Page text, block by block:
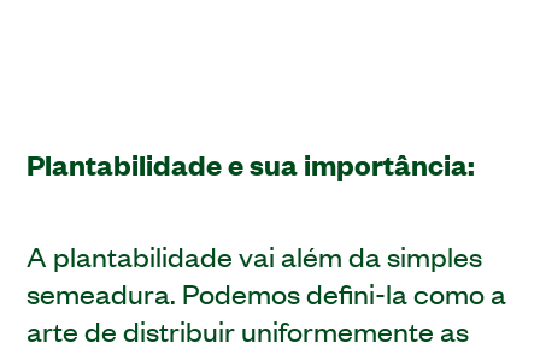
Plantabilidade e sua importância:
A plantabilidade vai além da simples
semeadura. Podemos defini-la como a
arte de distribuir uniformemente as